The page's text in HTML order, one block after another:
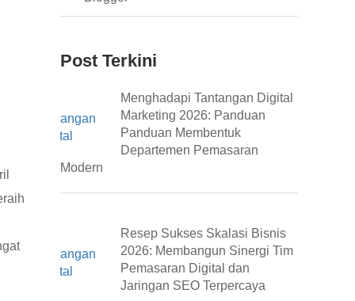
Post Terkini
Menghadapi Tantangan Digital
Marketing 2026: Panduan
Panduan Membentuk
Departemen Pemasaran
Modern
Resep Sukses Skalasi Bisnis
2026: Membangun Sinergi Tim
Pemasaran Digital dan
Jaringan SEO Terpercaya